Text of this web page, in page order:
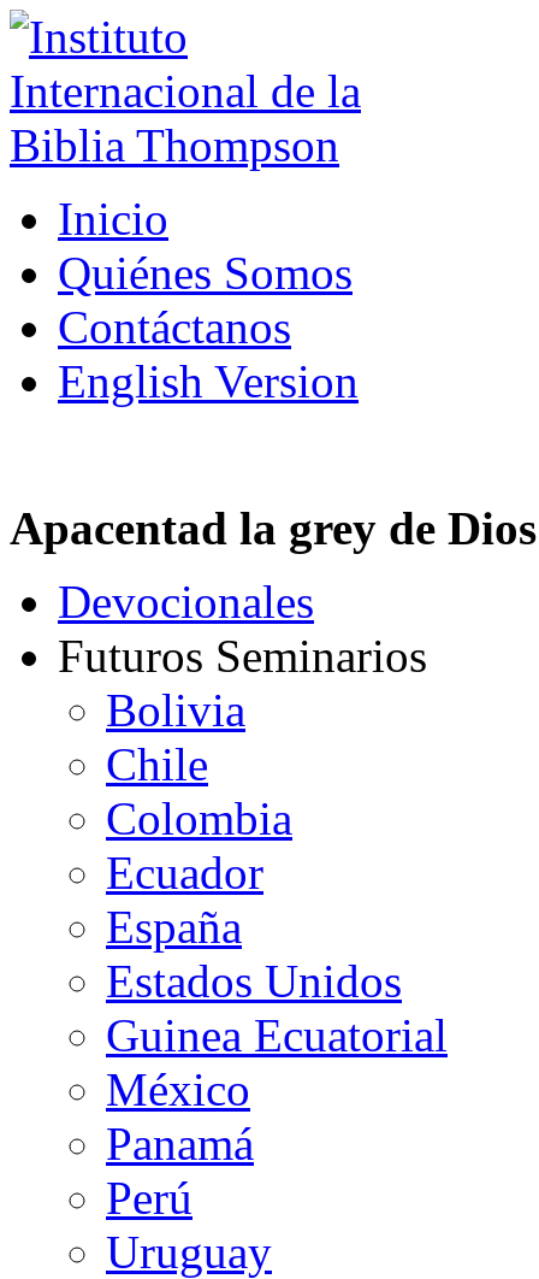
Inicio
Quiénes Somos
Contáctanos
English Version
Apacentad la grey de
Devocionales
Futuros Seminarios
Bolivia
Chile
Colombia
Ecuador
España
Estados Unidos
Guinea Ecuatorial
México
Panamá
Perú
Uruguay